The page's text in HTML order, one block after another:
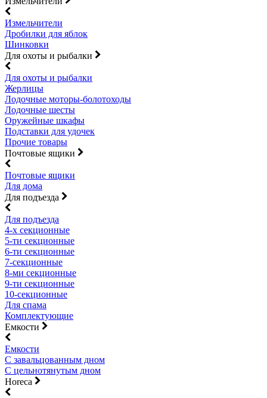
Измельчители
Дробилки для яблок
Шинковки
Для охоты и рыбалки
Для охоты и рыбалки
Жерлицы
Лодочные моторы-болотоходы
Лодочные шесты
Оружейные шкафы
Подставки для удочек
Прочие товары
Почтовые ящики
Почтовые ящики
Для дома
Для подъезда
Для подъезда
4-х секционные
5-ти секционные
6-ти секционные
7-секционные
8-ми секционные
9-ти секционные
10-секционные
Для спама
Комплектующие
Емкости
Емкости
С завальцованным дном
С цельнотянутым дном
Horeca